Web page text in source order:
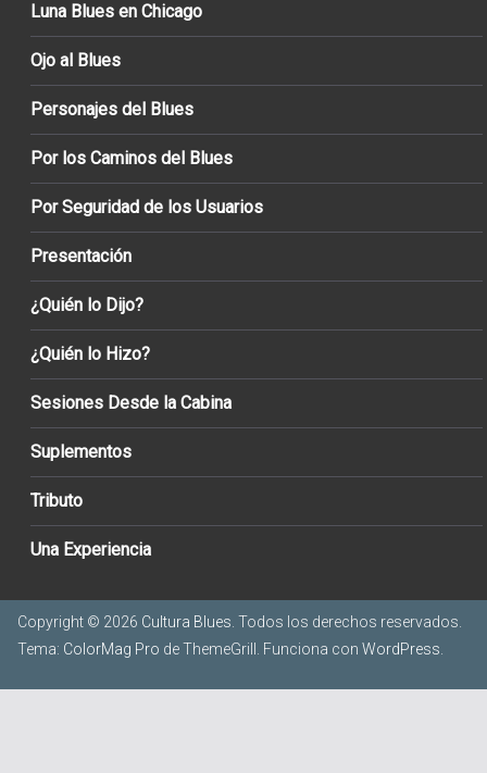
Luna Blues en Chicago
Ojo al Blues
Personajes del Blues
Por los Caminos del Blues
Por Seguridad de los Usuarios
Presentación
¿Quién lo Dijo?
¿Quién lo Hizo?
Sesiones Desde la Cabina
Suplementos
Tributo
Una Experiencia
Copyright © 2026 Cultura Blues. Todos los derechos reservados.
Tema: ColorMag Pro de ThemeGrill. Funciona con WordPress.